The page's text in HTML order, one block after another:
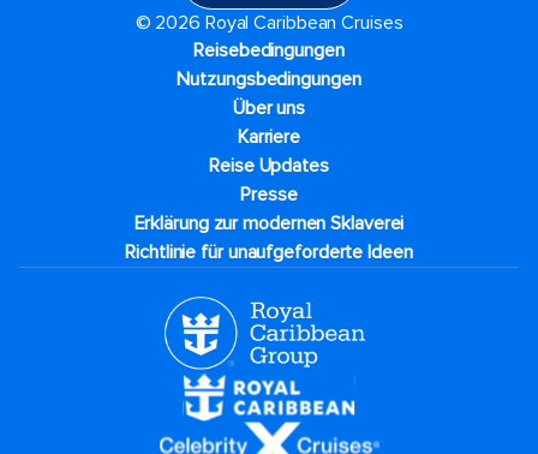
© 2026 Royal Caribbean Cruises
Reisebedingungen
Nutzungsbedingungen
Über uns
Karriere​
Reise Updates​
Presse
Erklärung zur modernen Sklaverei
Richtlinie für unaufgeforderte Ideen